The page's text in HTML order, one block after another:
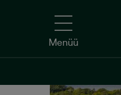
Menüü
Menüü